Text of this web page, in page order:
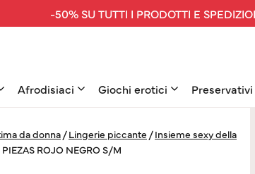
-50% SU TUTTI I PRODOTTI E
Afrodisiaci Giochi erotici Preservativi
da donna /Lingerie piccante /Insieme sexy della
ROJO NEGRO S/M